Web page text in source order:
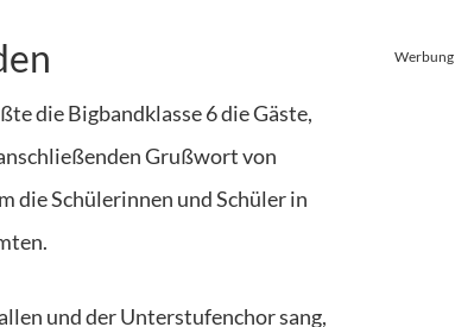
die Bigbandklasse 6 die Gäste,
Grußwort von
die Schülerinnen und Schüler in
und der Unterstufenchor sang,
Werbung